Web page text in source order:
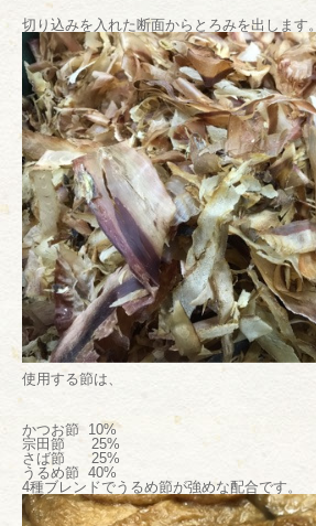
切り込みを入れた断面からとろみを出します。
使用する節は、
かつお節 10%
宗田節 25%
さば節 25%
うるめ節 40%
4種ブレンドでうるめ節が強めな配合です。